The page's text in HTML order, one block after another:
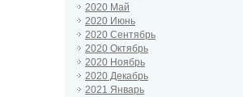
2020 Май
2020 Июнь
2020 Сентябрь
2020 Октябрь
2020 Ноябрь
2020 Декабрь
2021 Январь